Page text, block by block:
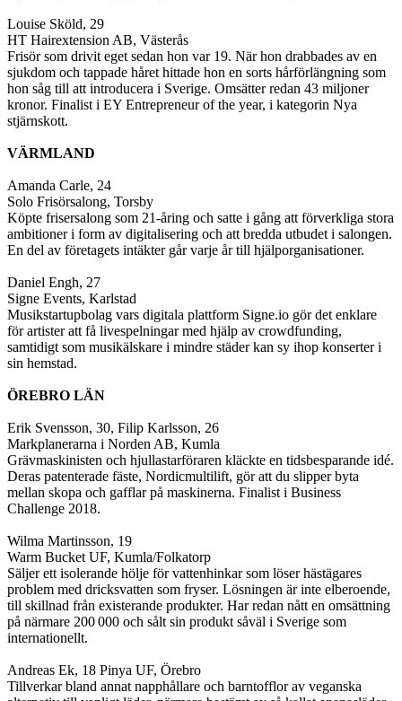
Louise Sköld, 29
HT Hairextension AB, Västerås
Frisör som drivit eget sedan hon var 19. När hon drabbades av en
sjukdom och tappade håret hittade hon en sorts hårförlängning som
hon såg till att introducera i Sverige. Omsätter redan 43 miljoner
kronor. Finalist i EY Entrepreneur of the year, i kategorin Nya
stjärnskott.
VÄRMLAND
Amanda Carle, 24
Solo Frisörsalong, Torsby
Köpte frisersalong som 21-åring och satte i gång att förverkliga stora
ambitioner i form av digitalisering och att bredda utbudet i salongen.
En del av företagets intäkter går varje år till hjälporganisationer.
Daniel Engh, 27
Signe Events, Karlstad
Musikstartupbolag vars digitala plattform Signe.io gör det enklare
för artister att få livespelningar med hjälp av crowdfunding,
samtidigt som musikälskare i mindre städer kan sy ihop konserter i
sin hemstad.
ÖREBRO LÄN
Erik Svensson, 30, Filip Karlsson, 26
Markplanerarna i Norden AB, Kumla
Grävmaskinisten och hjullastarföraren kläckte en tidsbesparande idé.
Deras patenterade fäste, Nordicmultilift, gör att du slipper byta
mellan skopa och gafflar på maskinerna. Finalist i Business
Challenge 2018.
Wilma Martinsson, 19
Warm Bucket UF, Kumla/Folkatorp
Säljer ett isolerande hölje för vattenhinkar som löser hästägares
problem med dricksvatten som fryser. Lösningen är inte elberoende,
till skillnad från existerande produkter. Har redan nått en omsättning
på närmare 200 000 och sålt sin produkt såväl i Sverige som
internationellt.
Andreas Ek, 18 Pinya UF, Örebro
Tillverkar bland annat napphållare och barntofflor av veganska